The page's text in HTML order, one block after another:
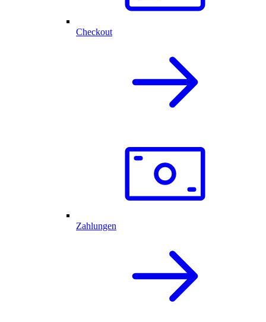
Checkout
Zahlungen